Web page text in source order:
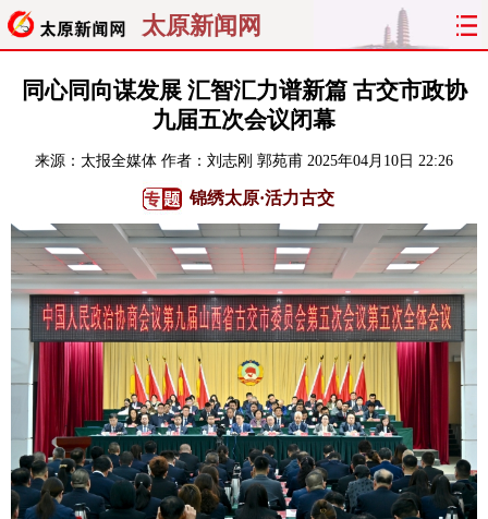
太原新闻网
首页 聚焦 太原 山西
关注 文明
曝光 综合
旅游 理财 政务 教育
看天下 晋月读 最太原 网罗民生
太原日报 太原晚报 热评 社区
同心同向谋发展 汇智汇力谱新篇 古交市政协
九届五次会议闭幕
来源： 太报全媒体 作者：刘志刚 郭苑甫 2025年04月10日 22:26
锦绣太原·活力古交